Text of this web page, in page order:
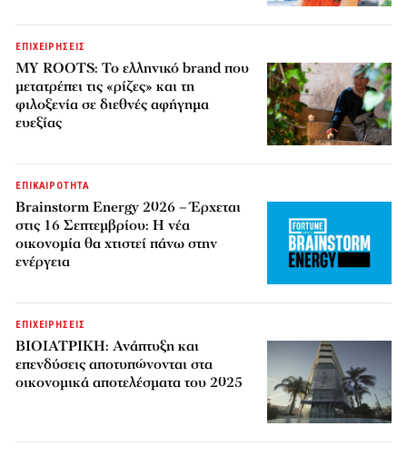
ΕΠΙΧΕΙΡΗΣΕΙΣ
MY ROOTS: Το ελληνικό brand που
μετατρέπει τις «ρίζες» και τη
φιλοξενία σε διεθνές αφήγημα
ευεξίας
ΕΠΙΚΑΙΡΟΤΗΤΑ
Brainstorm Energy 2026 – Έρχεται
στις 16 Σεπτεμβρίου: Η νέα
οικονομία θα χτιστεί πάνω στην
ενέργεια
ΕΠΙΧΕΙΡΗΣΕΙΣ
ΒΙΟΙΑΤΡΙΚΗ: Ανάπτυξη και
επενδύσεις αποτυπώνονται στα
οικονομικά αποτελέσματα του 2025